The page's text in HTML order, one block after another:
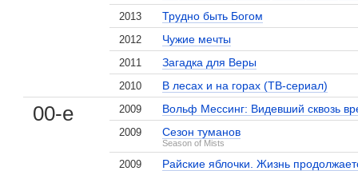
2013 Трудно быть Богом
2012 Чужие мечты
2011 Загадка для Веры
2010 В лесах и на горах (ТВ-сериал)
00-е 2009 Вольф Мессинг: Видевший сквозь
2009 Сезон туманов
Season of Mists
2009 Райские яблочки. Жизнь